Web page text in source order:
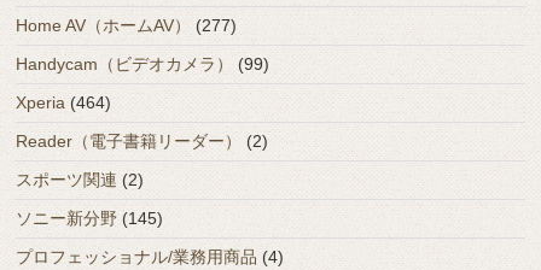
Home AV（ホームAV）
(277)
Handycam（ビデオカメラ）
(99)
Xperia (464)
Reader（電子書籍リーダー）
(2)
スポーツ関連 (2)
ソニー新分野 (145)
プロフェッショナル/業務用商品 (4)